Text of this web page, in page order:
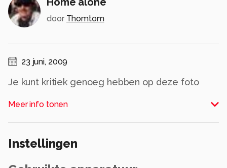
door Thomtom
23 juni, 2009
Je kunt kritiek genoeg hebben op deze foto
oogopslag!
Meer info tonen
Instellingen